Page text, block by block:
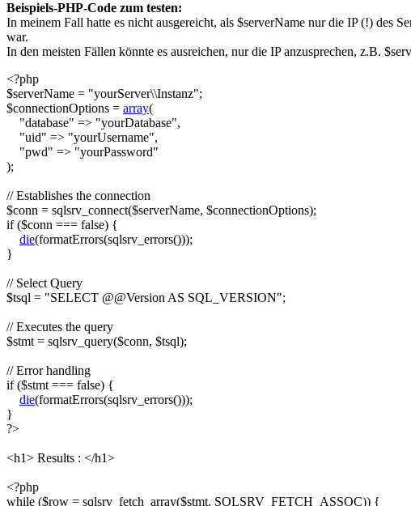
Beispiels-PHP-Code zum testen:
In meinem Fall hatte es nicht ausgereicht, als $serverName nur die IP (!) des
war.
In den meisten Fällen könnte es ausreichen, nur die IP anzusprechen, z.B.
<?php
$serverName = "yourServer\\Instanz";
$connectionOptions = array(
"database" => "yourDatabase",
"uid" => "yourUsername",
"pwd" => "yourPassword"
);
// Establishes the connection
$conn = sqlsrv_connect($serverName, $connectionOptions);
if ($conn === false) {
die(formatErrors(sqlsrv_errors()));
}
// Select Query
$tsql = "SELECT @@Version AS SQL_VERSION";
// Executes the query
$stmt = sqlsrv_query($conn, $tsql);
// Error handling
if ($stmt === false) {
die(formatErrors(sqlsrv_errors()));
}
?>
<h1> Results : </h1>
<?php
while ($row = sqlsrv_fetch_array($stmt, SQLSRV_FETCH_ASSOC)) {